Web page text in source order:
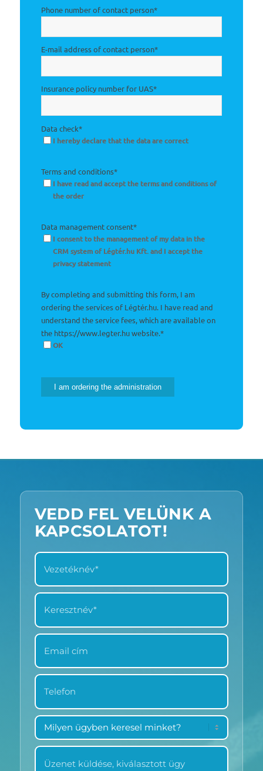
Phone number of contact person*
E-mail address of contact person*
Insurance policy number for UAS*
Data check*
I hereby declare that the data are correct
Terms and conditions*
I have read and accept the terms and conditions of
the order
Data management consent*
I consent to the management of my data in the
CRM system of Légtér.hu Kft. and I accept the
privacy statement
By completing and submitting this form, I am
ordering the services of Légtér.hu. I have read and
understand the service fees, which are available on
the https://www.legter.hu website.*
OK
I am ordering the administration
VEDD FEL VELÜNK A
KAPCSOLATOT!
VEZETÉKNÉV
KERESZTNÉV
EMAIL
CÍM*
TELEFON
MILYEN
ÜGYBEN
KERESEL
MINKET?
ÜZENET
KÜLDÉSE*